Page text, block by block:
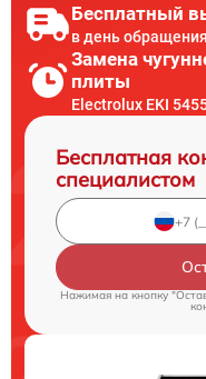
Бесплатный
в день обращения
Замена
плиты
Electrolux EKI
Бесплатная
специалистом
Нажимая на кнопку